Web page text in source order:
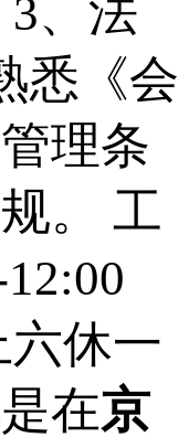
、法
悉《会
理条
。 工
六休一
在京